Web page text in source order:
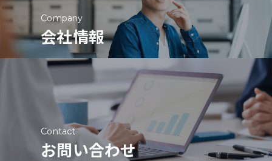
Company
会社情報
Contact
お問い合わせ